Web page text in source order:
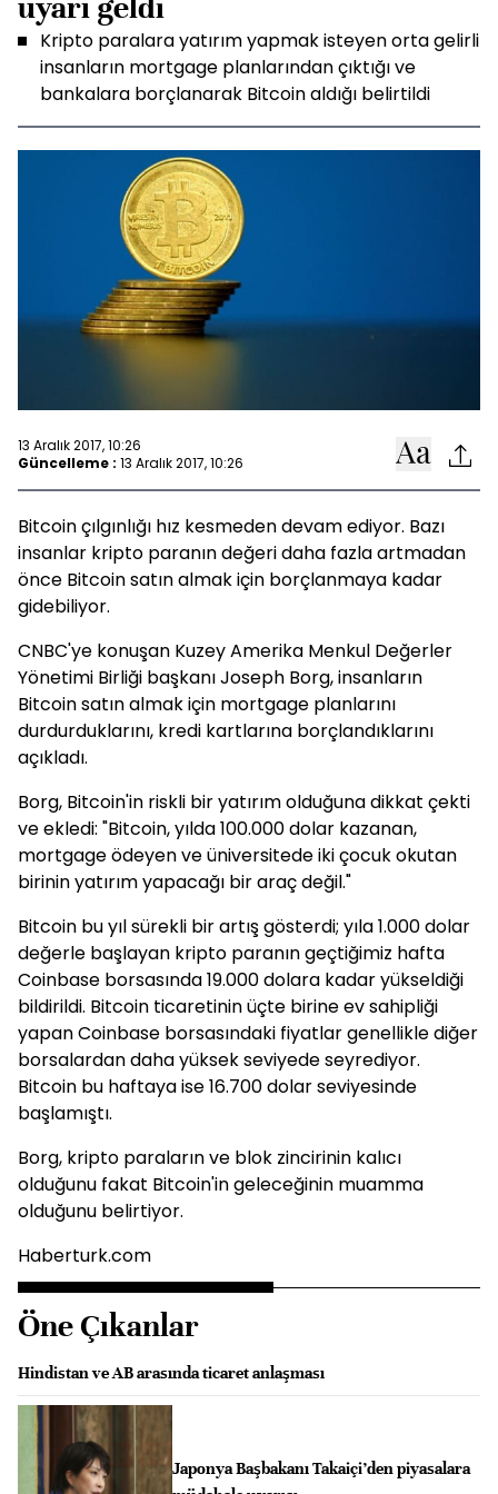
uyarı geldi
Kripto paralara yatırım yapmak isteyen orta gelirli
insanların mortgage planlarından çıktığı ve
bankalara borçlanarak Bitcoin aldığı belirtildi
13 Aralık 2017, 10:26
Güncelleme : 13 Aralık 2017, 10:26
Bitcoin çılgınlığı hız kesmeden devam ediyor. Bazı
insanlar kripto paranın değeri daha fazla artmadan
önce Bitcoin satın almak için borçlanmaya kadar
gidebiliyor.
CNBC'ye konuşan Kuzey Amerika Menkul Değerler
Yönetimi Birliği başkanı Joseph Borg, insanların
Bitcoin satın almak için mortgage planlarını
durdurduklarını, kredi kartlarına borçlandıklarını
açıkladı.
Borg, Bitcoin'in riskli bir yatırım olduğuna dikkat çekti
ve ekledi: "Bitcoin, yılda 100.000 dolar kazanan,
mortgage ödeyen ve üniversitede iki çocuk okutan
birinin yatırım yapacağı bir araç değil."
Bitcoin bu yıl sürekli bir artış gösterdi; yıla 1.000 dolar
değerle başlayan kripto paranın geçtiğimiz hafta
Coinbase borsasında 19.000 dolara kadar yükseldiği
bildirildi. Bitcoin ticaretinin üçte birine ev sahipliği
yapan Coinbase borsasındaki fiyatlar genellikle diğer
borsalardan daha yüksek seviyede seyrediyor.
Bitcoin bu haftaya ise 16.700 dolar seviyesinde
başlamıştı.
Borg, kripto paraların ve blok zincirinin kalıcı
olduğunu fakat Bitcoin'in geleceğinin muamma
olduğunu belirtiyor.
Haberturk.com
Öne Çıkanlar
Hindistan ve AB arasında ticaret anlaşması
Japonya Başbakanı Takaiçi’den piyasalara